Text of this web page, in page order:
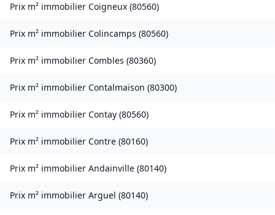
Prix m² immobilier Coigneux (80560)
Prix m² immobilier Colincamps (80560)
Prix m² immobilier Combles (80360)
Prix m² immobilier Contalmaison (80300)
Prix m² immobilier Contay (80560)
Prix m² immobilier Contre (80160)
Prix m² immobilier Andainville (80140)
Prix m² immobilier Arguel (80140)